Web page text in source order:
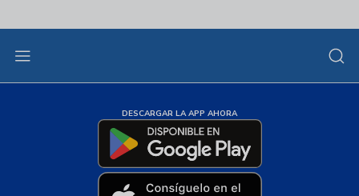
DESCARGAR LA APP AHORA